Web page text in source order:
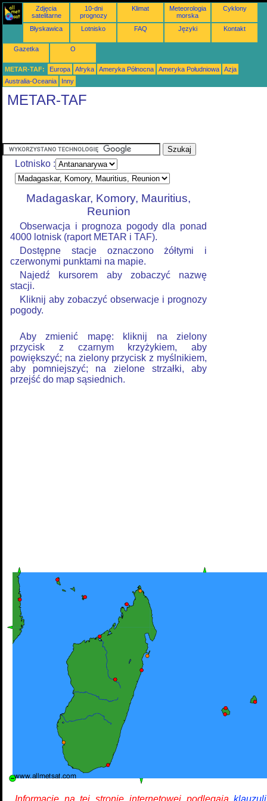
Zdjęcia
satelitarne
10-dni
prognozy
Klimat
Meteorologia
morska
Cyklony
Błyskawica Lotnisko FAQ Języki Kontakt
Gazetka O
METAR-TAF: Europa Afryka Ameryka Północna Ameryka Południowa
Azja
Australia-Oceania
Inny
METAR-TAF
Lotnisko :
Madagaskar, Komory, Mauritius,
Reunion
Obserwacja i prognoza pogody dla ponad
4000 lotnisk (raport METAR i TAF).
Dostępne stacje oznaczono żółtymi i
czerwonymi punktami na mapie.
Najedź kursorem aby zobaczyć nazwę
stacji.
Kliknij aby zobaczyć obserwacje i prognozy
pogody.
Aby zmienić mapę: kliknij na zielony
przycisk z czarnym krzyżykiem, aby
powiększyć; na zielony przycisk z myślnikiem,
aby pomniejszyć; na zielone strzałki, aby
przejść do map sąsiednich.
Informacje na tej stronie internetowej podlegają